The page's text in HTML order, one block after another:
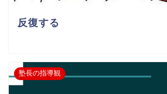
反復する
塾長の指導観